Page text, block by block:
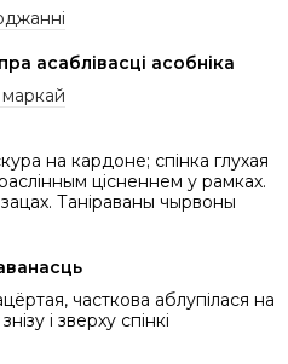
асаблівасці асобніка
на кардоне; спінка глухая
цісненнем у рамках.
Таніраваны чырвоны
часткова аблупілася на
і зверху спінкi